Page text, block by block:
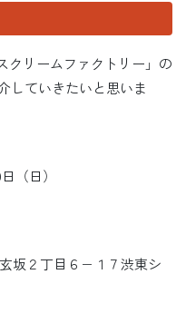
クリームファクトリー」の
していきたいと思いま
（日）
坂２丁目６−１７渋東シ